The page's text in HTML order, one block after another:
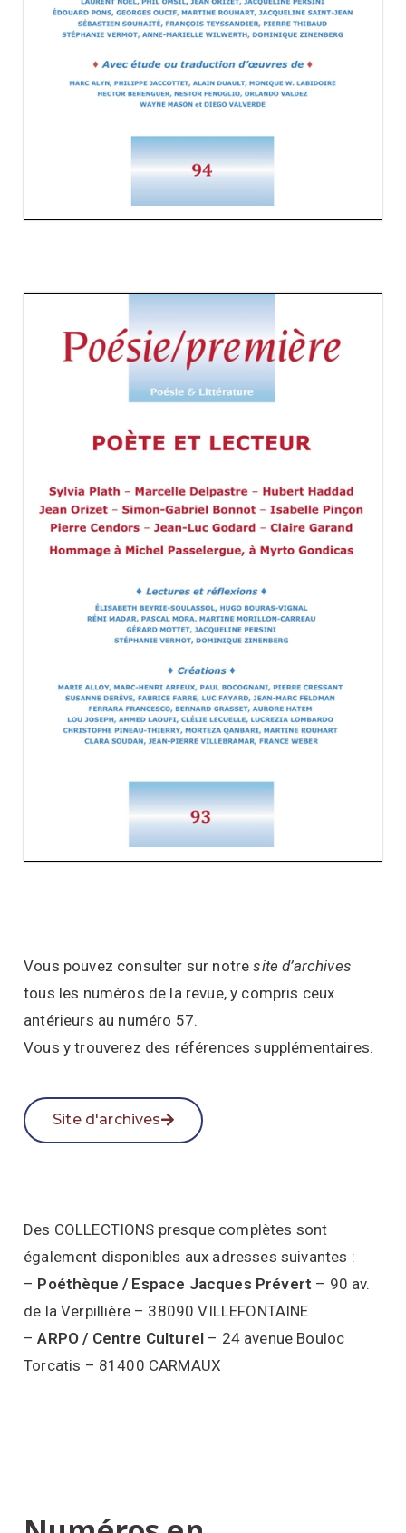
Vous pouvez consulter sur notresite d’archives
tous les numéros de la revue, y compris ceux
antérieurs au numéro 57.
Vous y trouverez des références supplémentaires.
Site d'archives
Des COLLECTIONS presque complètes sont
également disponibles aux adresses suivantes :
– Poéthèque / Espace Jacques Prévert – 90 av.
de la Verpillière – 38090 VILLEFONTAINE
–ARPO / Centre Culturel – 24 avenue Bouloc
Torcatis – 81400 CARMAUX